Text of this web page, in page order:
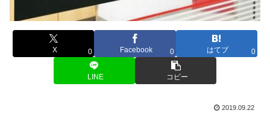
X 0 Facebook 0 はてブ 0
LINE コピー
2019.09.22